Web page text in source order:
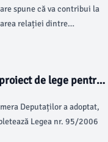
spune că va contribui la
relației dintre
de lege pentru
Deputaților a adoptat,
Legea nr. 95/2006